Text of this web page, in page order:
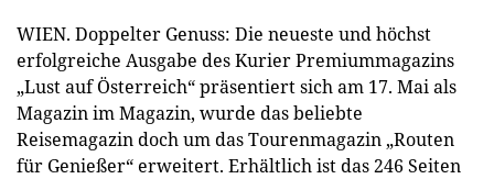
WIEN. Doppelter Genuss: Die neueste und höchst
erfolgreiche Ausgabe des Kurier Premiummagazins
„Lust auf Österreich“ präsentiert sich am 17. Mai als
Magazin im Magazin, wurde das beliebte
Reisemagazin doch um das Tourenmagazin „Routen
für Genießer“ erweitert. Erhältlich ist das 246 Seiten